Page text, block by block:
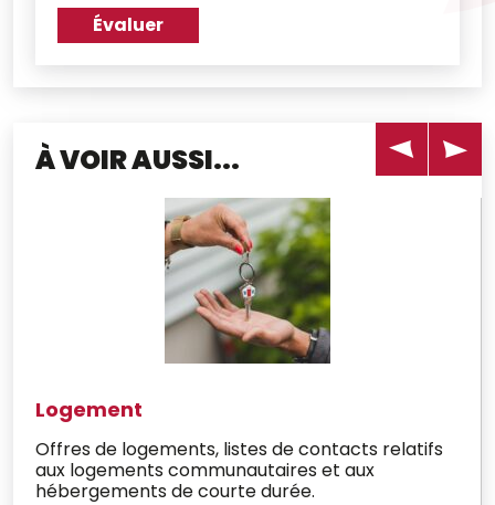
e
*
1
sur
2
Évaluer
À VOIR AUSSI...
Logement
Offres de logements, listes de contacts relatifs
aux logements communautaires et aux
hébergements de courte durée.